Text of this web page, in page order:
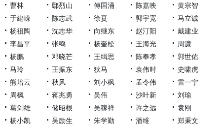
曹林
鄢烈山 傅国涌 陈嘉映
黄宗智
于建嵘
陈志武 徐贲 郭宇宽
马立诚
杨祖陶
沈志华 向继东 赵汀阳
戴建业
李昌平
张鸣 杨奎松 王海光
周濂
杨鹏
邓晓芒 王缉思 陈奉孝
郭世佑
马玲
王振东 狄马 袁伟时
史啸虎
熊培云
秋风 刘小枫 孟令伟
雷一宁
周枫
蒋兆勇 吴伟 沙叶新
刘瑜
葛剑雄
储昭根 吴稼祥 许之远
袁刚
杨小凯
吴励生 朱学勤 潘维 郑秉文